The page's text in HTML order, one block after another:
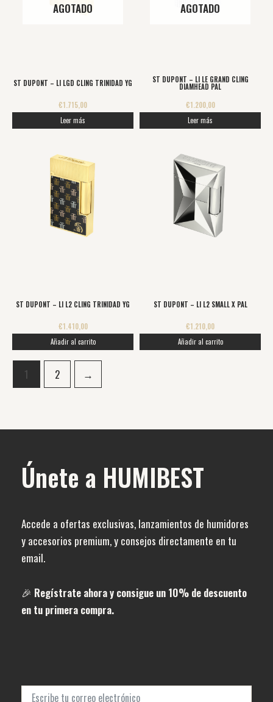
AGOTADO
ST DUPONT – LI LGD CLING TRINIDAD YG
€1.715,00
Leer más
AGOTADO
ST DUPONT – LI LE GRAND CLING
DIAMHEAD PAL
€1.200,00
Leer más
ST DUPONT – LI L2 CLING TRINIDAD YG
€1.410,00
Añadir al carrito
ST DUPONT – LI L2 SMALL X PAL
€1.210,00
Añadir al carrito
1 2 →
Únete a HUMIBEST
Accede a ofertas exclusivas, lanzamientos de humidores
y accesorios premium, y consejos directamente en tu
email.
🎉 Regístrate ahora y consigue un 10% de descuento
en tu primera compra.